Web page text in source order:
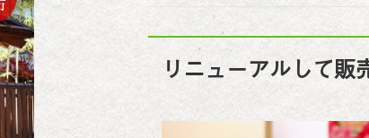
リニューアルして販